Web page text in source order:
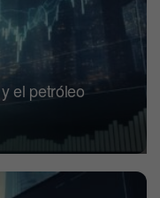
el petróleo